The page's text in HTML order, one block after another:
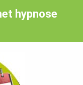
hypnose